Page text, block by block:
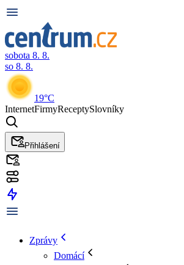
sobota 8. 8.
so 8. 8.
19°C
InternetFirmyReceptySlovníky
Přihlášení
Zprávy
Domácí